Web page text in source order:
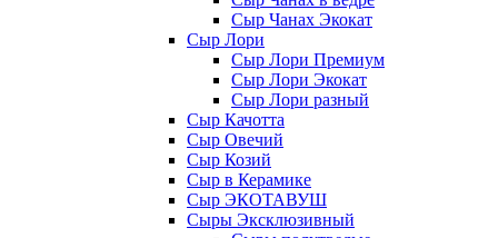
Сыр Чанах Экокат
Сыр Лори
Сыр Лори Премиум
Сыр Лори Экокат
Сыр Лори разный
Сыр Качотта
Сыр Овечий
Сыр Козий
Сыр в Керамике
Сыр ЭКОТАВУШ
Сыры Эксклюзивный